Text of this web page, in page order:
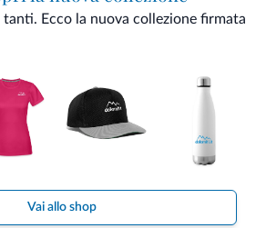
Ecco la nuova collezione firmata
Vai allo shop